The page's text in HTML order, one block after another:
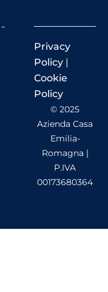
Privacy
Policy |
Cookie
Policy
© 2025
Azienda Casa
Emilia-
Romagna |
P.IVA
00173680364